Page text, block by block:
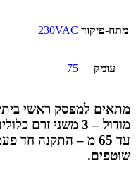
מתח-פיקוד 230VAC
עומק 75
מודול – 3 משני
עד 65 מ – התקנה חד
שוטפים.